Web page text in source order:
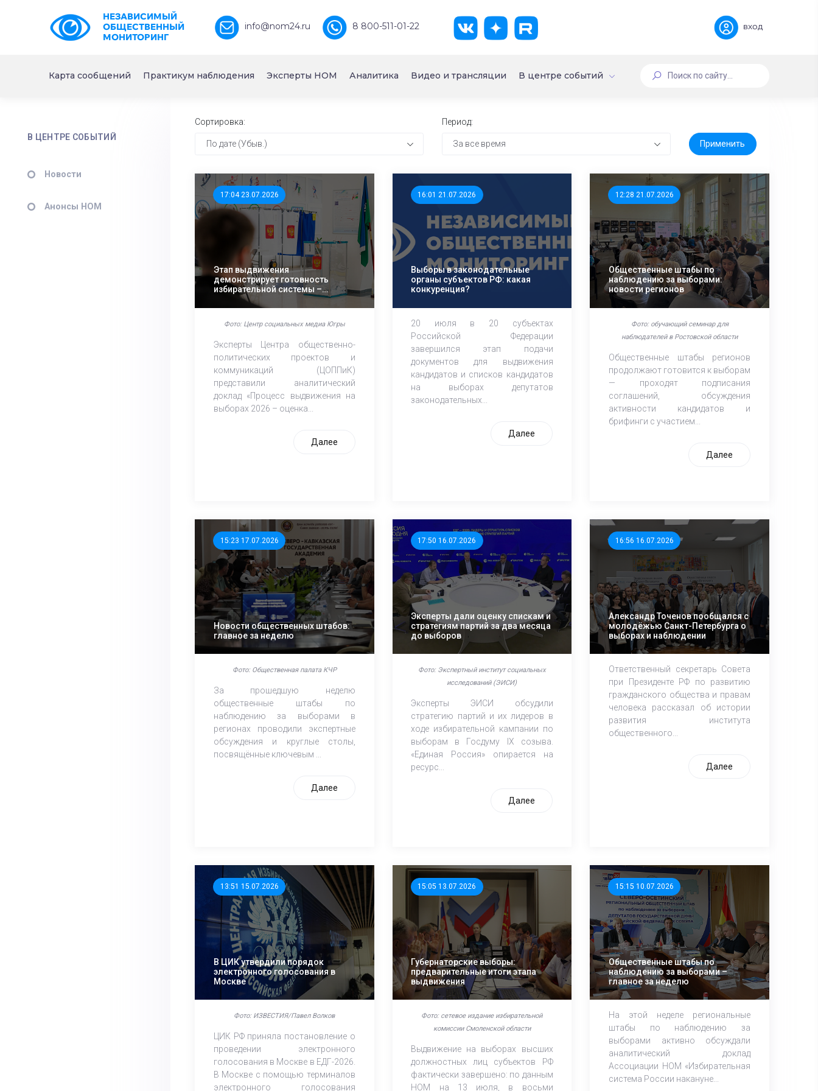
НЕЗАВИСИМЫЙ
ОБЩЕСТВЕННЫЙ
МОНИТОРИНГ
info@nom24.ru 8 800-511-01-22 вход
Карта сообщений Практикум наблюдения Эксперты НОМ Аналитика Видео и трансляции В центре событий
В ЦЕНТРЕ СОБЫТИЙ
Новости
Анонсы НОМ
Сортировка:
По дате (Убыв.)
Период:
За все время
17:04 23.07.2026
Этап выдвижения
демонстрирует готовность
избирательной системы –
эксперты ЦОППиК
проанализировали старт
выборов
Фото: Центр социальных медиа Югры
Эксперты Центра общественно-
политических проектов и
коммуникаций (ЦОППиК)
представили аналитический
доклад «Процесс выдвижения на
выборах 2026 – оценка...
Далее
16:01 21.07.2026
Выборы в законодательные
органы субъектов РФ: какая
конкуренция?
20 июля в 20 субъектах
Российской Федерации
завершился этап подачи
документов для выдвижения
кандидатов и списков кандидатов
на выборах депутатов
законодательных...
Далее
12:28 21.07.2026
Общественные штабы по
наблюдению за выборами:
новости регионов
Фото: обучающий семинар для
наблюдателей в Ростовской области
Общественные штабы регионов
продолжают готовится к выборам
— проходят подписания
соглашений, обсуждения
активности кандидатов и
брифинги с участием...
Далее
15:23 17.07.2026
Новости общественных штабов:
главное за неделю
Фото: Общественная палата КЧР
За прошедшую неделю
общественные штабы по
наблюдению за выборами в
регионах проводили экспертные
обсуждения и круглые столы,
посвящённые ключевым ...
Далее
17:50 16.07.2026
Эксперты дали оценку спискам и
стратегиям партий за два месяца
до выборов
Фото: Экспертный институт социальных
исследований (ЭИСИ)
Эксперты ЭИСИ обсудили
стратегию партий и их лидеров в
ходе избирательной кампании по
выборам в Госдуму IХ созыва.
«Единая Россия» опирается на
ресурс...
Далее
16:56 16.07.2026
Александр Точенов пообщался с
молодёжью Санкт-Петербурга о
выборах и наблюдении
Ответственный секретарь Совета
при Президенте РФ по развитию
гражданского общества и правам
человека рассказал об истории
развития института
общественного...
Далее
13:51 15.07.2026
В ЦИК утвердили порядок
электронного голосования в
Москве
Фото: ИЗВЕСТИЯ/Павел Волков
ЦИК РФ приняла постановление о
проведении электронного
голосования в Москве в ЕДГ-2026.
В Москве с помощью терминалов
электронного голосования
15:05 13.07.2026
Губернаторские выборы:
предварительные итоги этапа
выдвижения
Фото: сетевое издание избирательной
комиссии Смоленской области
Выдвижение на выборах высших
должностных лиц субъектов РФ
фактически завершено: по данным
НОМ на 13 июля, в восьми
15:15 10.07.2026
Общественные штабы по
наблюдению за выборами –
главное за неделю
На этой неделе региональные
штабы по наблюдению за
выборами активно обсуждали
аналитический доклад
Ассоциации НОМ «Избирательная
система России накануне...